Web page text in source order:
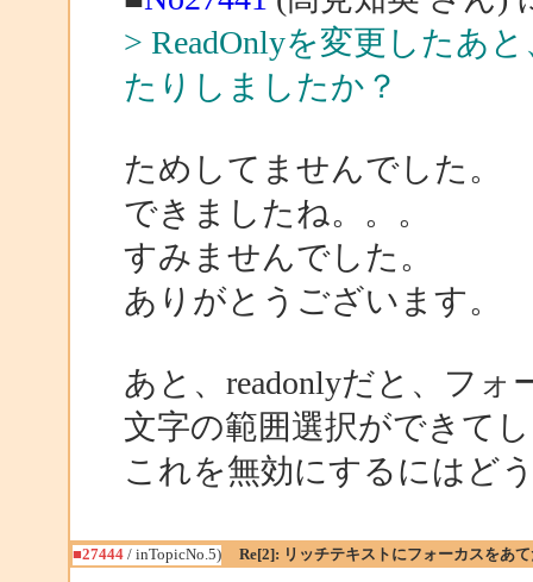
> ReadOnlyを変更したあ
たりしましたか？
ためしてませんでした。
できましたね。。。
すみませんでした。
ありがとうございます。
あと、readonlyだと、フ
文字の範囲選択ができて
これを無効にするにはど
■27444/ inTopicNo.5) Re[2]: リッチテキストにフォーカスをあ